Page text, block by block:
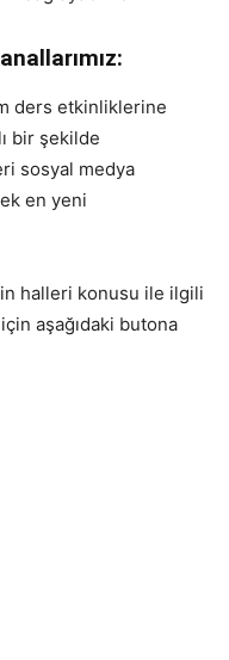
ders etkinliklerine
bir şekilde
sosyal medya
en yeni
halleri konusu ile ilgili
için aşağıdaki butona